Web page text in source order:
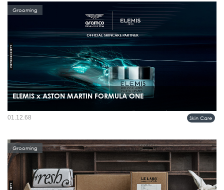
ELEMIS x ASTON MARTIN FORMULA ONE
เมื่อแบรนด์ดูแลผิวระดับพรีเมียมจับมือกับทีมแข่งรถชั้นนำ ผลลัพธ์ที่ได้คือคอลเลคชั่นพิ
Grooming
Skin Care
01.12.68
Grooming